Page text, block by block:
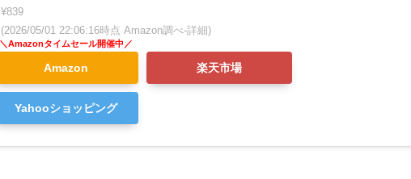
¥839
(2026/05/01 22:06:16時点 Amazon調べ-詳細)
Amazon 楽天市場
Yahooショッピング